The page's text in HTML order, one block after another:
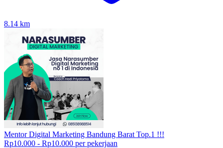
8.14 km
Mentor Digital Marketing Bandung Barat Top.1 !!!
Rp10.000 - Rp10.000 per pekerjaan